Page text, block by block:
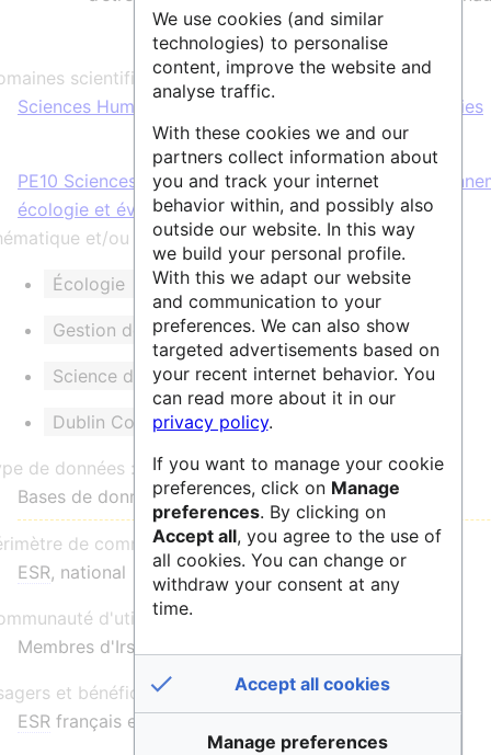
scientifiques :
Sciences Humaines & Sociales
Sciences & Technologies
PE10 Sciences du Système Terre LS8 Biologie
écologie et évolution
et/ou mots clés :
Écologie Biodiversité
Gestion des ressources naturelles
Science de la durabilité Métadonnées
Dublin Core Directive Inspire
de données :
Bases de données
de communauté :
ESR, national
d'utilisateurs :
Membres d'Irstea
et bénéficiaires :
ESR français et étranger
We use cookies (and similar
technologies) to personalise
content, improve the website and
analyse traffic.
With these cookies we and our
partners collect information about
you and track your internet
behavior within, and possibly also
outside our website. In this way
we build your personal profile.
With this we adapt our website
and communication to your
preferences. We can also show
targeted advertisements based on
your recent internet behavior. You
can read more about it in our
privacy policy.
If you want to manage your cookie
preferences, click on Manage
preferences. By clicking on
Accept all, you agree to the use of
all cookies. You can change or
withdraw your consent at any
time.
Accept all cookies
Manage preferences